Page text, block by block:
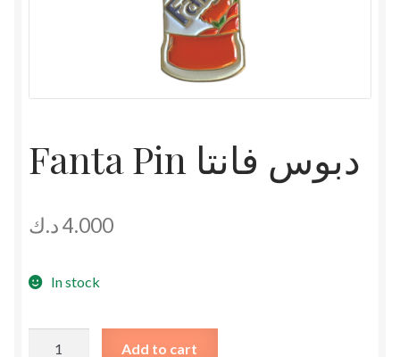
Fanta Pin دبوس فانتا
4.000د.ك
In stock
Add to cart